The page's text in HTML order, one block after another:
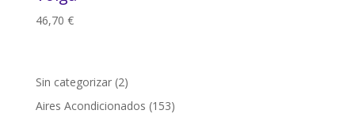
46,70 €
Sin categorizar 22
productos
Aires Acondicionados 153153